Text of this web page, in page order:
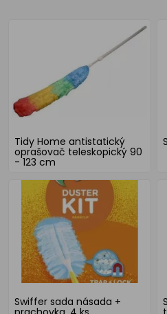
Tidy Home antistatický
oprašovač teleskopický 90
- 123 cm
Swiffer sada násada +